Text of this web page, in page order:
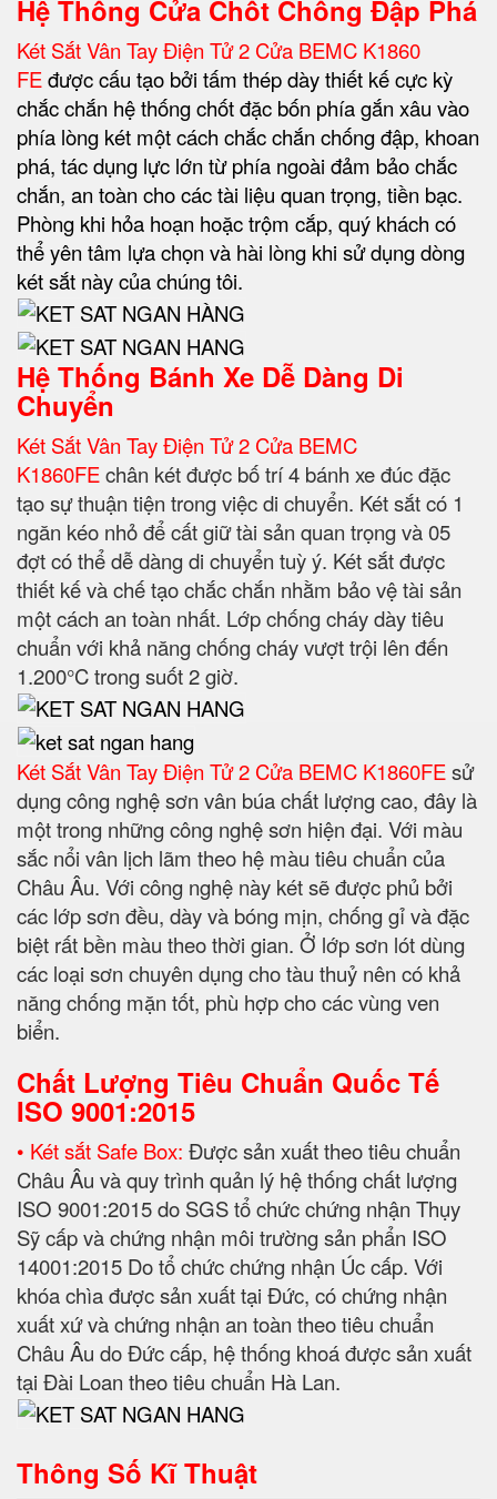
Hệ Thống Cửa Chốt Chống Đập Phá
Két Sắt Vân Tay Điện Tử 2 Cửa BEMC K1860
FEđược cấu tạo bởi tấm thép dày thiết kế cực kỳ
chắc chắn hệ thống chốt đặc bốn phía gắn xâu vào
phía lòng két một cách chắc chắn chống đập, khoan
phá, tác dụng lực lớn từ phía ngoài đảm bảo chắc
chắn, an toàn cho các tài liệu quan trọng, tiền bạc.
Phòng khi hỏa hoạn hoặc trộm cắp, quý khách có
thể yên tâm lựa chọn và hài lòng khi sử dụng dòng
két sắt này của chúng tôi.
Hệ Thống Bánh Xe Dễ Dàng Di
Chuyển
Két Sắt Vân Tay Điện Tử 2 Cửa BEMC
K1860FEchân két được bố trí 4 bánh xe đúc đặc
tạo sự thuận tiện trong việc di chuyển. Két sắt có 1
ngăn kéo nhỏ để cất giữ tài sản quan trọng và 05
đợt có thể dễ dàng di chuyển tuỳ ý. Két sắt được
thiết kế và chế tạo chắc chắn nhằm bảo vệ tài sản
một cách an toàn nhất. Lớp chống cháy dày tiêu
chuẩn với khả năng chống cháy vượt trội lên đến
1.200°C trong suốt 2 giờ.
Két Sắt Vân Tay Điện Tử 2 Cửa BEMC K1860FEsử
dụng công nghệ sơn vân búa chất lượng cao, đây là
một trong những công nghệ sơn hiện đại. Với màu
sắc nổi vân lịch lãm theo hệ màu tiêu chuẩn của
Châu Âu. Với công nghệ này két sẽ được phủ bởi
các lớp sơn đều, dày và bóng mịn, chống gỉ và đặc
biệt rất bền màu theo thời gian. Ở lớp sơn lót dùng
các loại sơn chuyên dụng cho tàu thuỷ nên có khả
năng chống mặn tốt, phù hợp cho các vùng ven
biển.
Chất Lượng Tiêu Chuẩn Quốc Tế
ISO 9001:2015
• Két sắt Safe Box: Được sản xuất theo tiêu chuẩn
Châu Âu và quy trình quản lý hệ thống chất lượng
ISO 9001:2015 do SGS tổ chức chứng nhận Thụy
Sỹ cấp và chứng nhận môi trường sản phẩn ISO
14001:2015 Do tổ chức chứng nhận Úc cấp. Với
khóa chìa được sản xuất tại Đức, có chứng nhận
xuất xứ và chứng nhận an toàn theo tiêu chuẩn
Châu Âu do Đức cấp, hệ thống khoá được sản xuất
tại Đài Loan theo tiêu chuẩn Hà Lan.
Thông Số Kĩ Thuật